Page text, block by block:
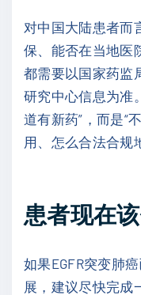
对中国大陆患者而
保、能否在当地医
都需要以国家药监
研究中心信息为准
道有新药”，而是“
用、怎么合法合规
患者现在
如果EGFR突变肺
展，建议尽快完成